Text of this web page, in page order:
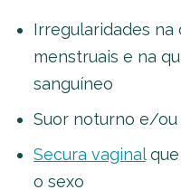
Irregularidades na
menstruais e na
sanguíneo
Suor noturno e/
Secura vaginalque
o sexo